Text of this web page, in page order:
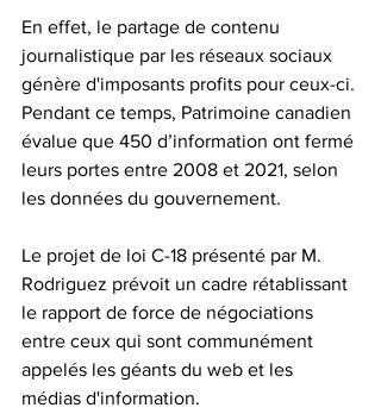
En effet, le partage de contenu
journalistique par les réseaux sociaux
génère d'imposants profits pour ceux-ci.
Pendant ce temps, Patrimoine canadien
évalue que 450 d’information ont fermé
leurs portes entre 2008 et 2021, selon
les données du gouvernement.
Le projet de loi C-18 présenté par M.
Rodriguez prévoit un cadre rétablissant
le rapport de force de négociations
entre ceux qui sont communément
appelés les géants du web et les
médias d'information.